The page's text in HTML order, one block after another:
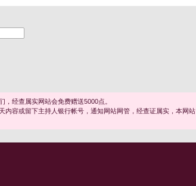
经查属实网站会免费赠送5000点。
容或留下主持人银行帐号，通知网站网管，经查证属实，本网站